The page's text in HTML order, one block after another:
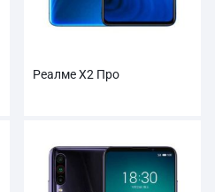
Реалме Х2 Про